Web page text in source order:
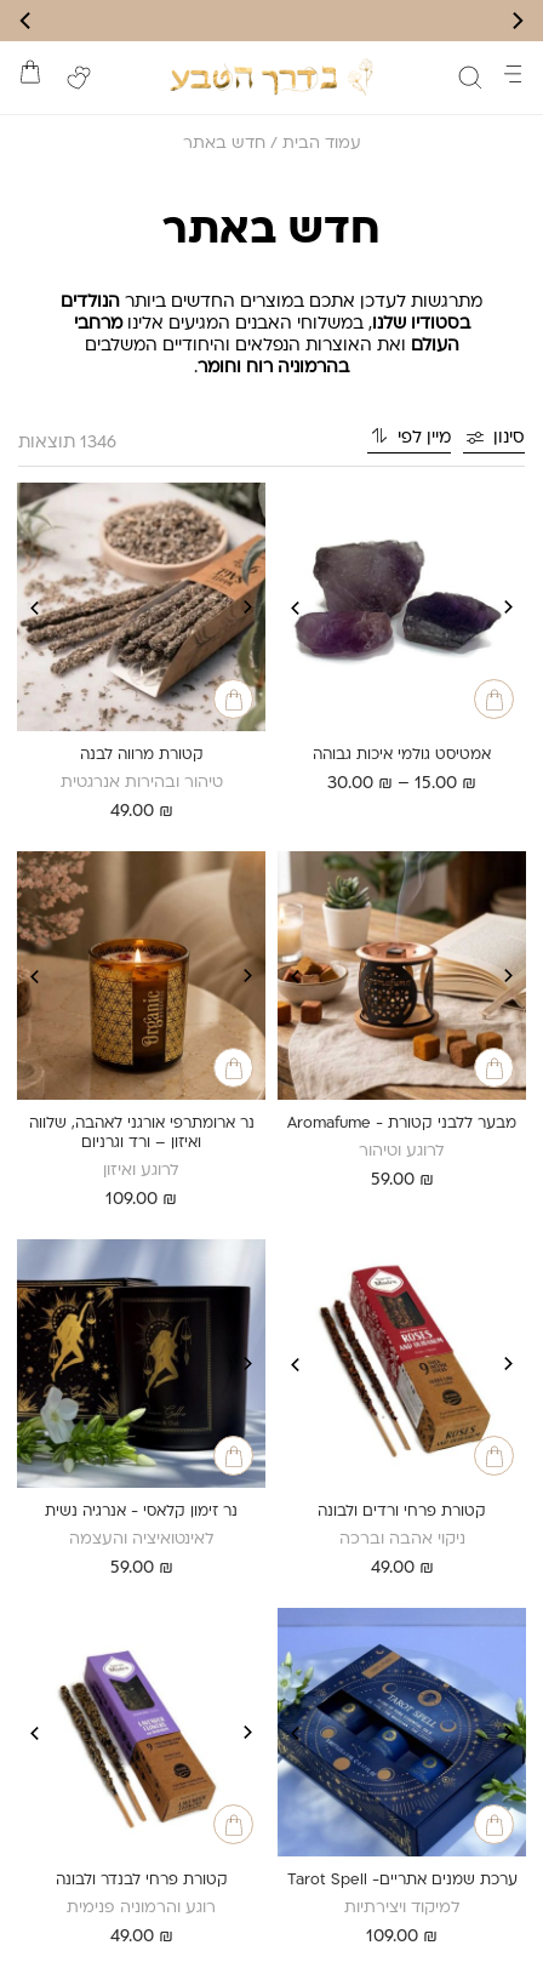
עמוד הבית / חדש באתר
חדש באתר
מתרגשות לעדכן אתכם במוצרים החדשים ביותר הנולדים
בסטודיו שלנו, במשלוחי האבנים המגיעים אלינומרחבי
העולם
ואת האוצרות הנפלאים והיחודיים המשלבים
בהרמוניה רוח וחומר.
סינון מיין לפי 1346 תוצאות
אמטיסט גולמי איכות גבוהה
15.00 ₪
–
30.00 ₪
טווח
עד
קטורת מרווה לבנה
טיהור ובהירות אנרגטית
49.00 ₪
מבער ללבני קטורת - Aromafume
לרוגע וטיהור
59.00 ₪
נר ארומתרפי אורגני לאהבה, שלווה
ואיזון – ורד וגרניום
לרוגע ואיזון
109.00 ₪
קטורת פרחי ורדים ולבונה
ניקוי אהבה וברכה
49.00 ₪
נר זימון קלאסי - אנרגיה נשית
לאינטואיציה והעצמה
59.00 ₪
ערכת שמנים אתריים- Tarot Spell
למיקוד ויצירתיות
109.00 ₪
קטורת פרחי לבנדר ולבונה
רוגע והרמוניה פנימית
49.00 ₪